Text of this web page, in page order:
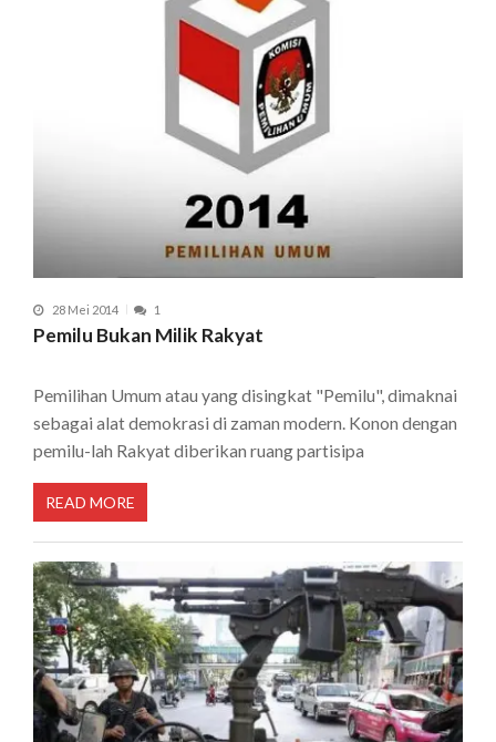
28 Mei 2014 1
Pemilu Bukan Milik Rakyat
Pemilihan Umum atau yang disingkat "Pemilu", dimaknai
sebagai alat demokrasi di zaman modern. Konon dengan
pemilu-lah Rakyat diberikan ruang partisipa
READ MORE